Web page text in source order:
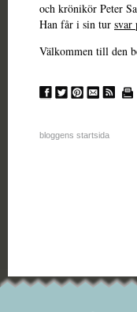
och krönikör Peter
Han får i sin tur svar
Välkommen till den
bloggens startsida